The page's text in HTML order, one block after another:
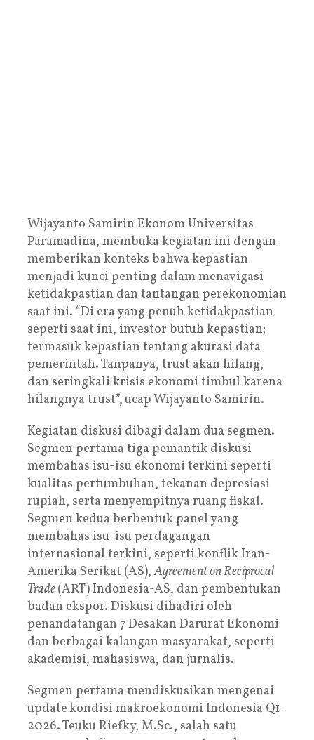
Wijayanto Samirin Ekonom Universitas
Paramadina, membuka kegiatan ini dengan
memberikan konteks bahwa kepastian
menjadi kunci penting dalam menavigasi
ketidakpastian dan tantangan perekonomian
saat ini. “Di era yang penuh ketidakpastian
seperti saat ini, investor butuh kepastian;
termasuk kepastian tentang akurasi data
pemerintah. Tanpanya, trust akan hilang,
dan seringkali krisis ekonomi timbul karena
hilangnya trust”,ucap Wijayanto Samirin.
Kegiatan diskusi dibagi dalam dua segmen.
Segmen pertama tiga pemantik diskusi
membahas isu-isu ekonomi terkini seperti
kualitas pertumbuhan, tekanan depresiasi
rupiah, serta menyempitnya ruang fiskal.
Segmen kedua berbentuk panel yang
membahas isu-isu perdagangan
internasional terkini, seperti konflik Iran-
Amerika Serikat (AS),Agreement on Reciprocal
Trade(ART) Indonesia-AS, dan pembentukan
badan ekspor. Diskusi dihadiri oleh
penandatangan 7 Desakan Darurat Ekonomi
dan berbagai kalangan masyarakat, seperti
akademisi, mahasiswa, dan jurnalis.
Segmen pertama mendiskusikan mengenai
updatekondisi makroekonomi Indonesia Q1-
2026. Teuku Riefky, M.Sc., salah satu